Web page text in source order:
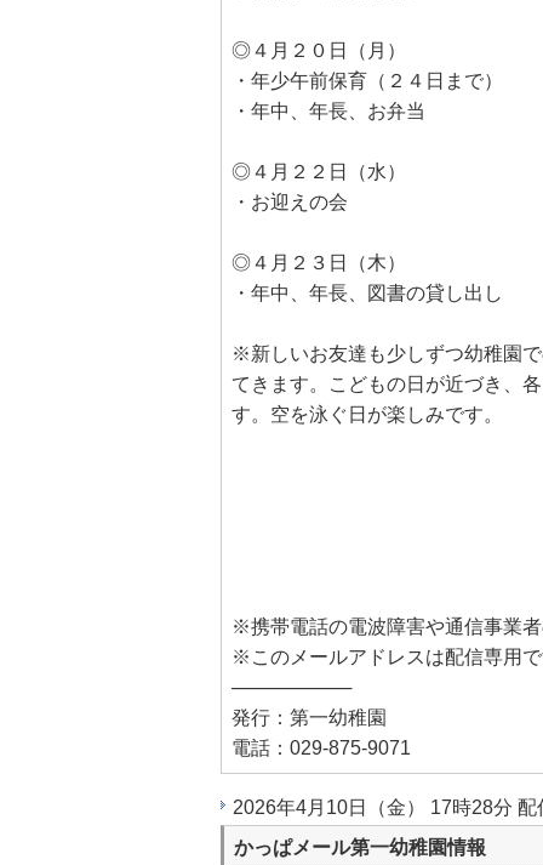
◎４月２０日（月）
・年少午前保育（２４日まで）
・年中、年長、お弁当
◎４月２２日（水）
・お迎えの会
◎４月２３日（木）
・年中、年長、図書の貸し出し
※新しいお友達も少しずつ幼稚園
てきます。こどもの日が近づき、
す。空を泳ぐ日が楽しみです。
※携帯電話の電波障害や通信事業
※このメールアドレスは配信専用
─────────
発行：第一幼稚園
電話：029-875-9071
2026年4月10日（金） 17時28分 配
かっぱメール第一幼稚園情報